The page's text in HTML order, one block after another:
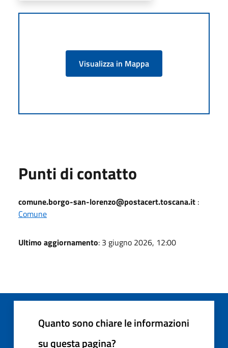
Visualizza in Mappa
Punti di contatto
comune.borgo-san-lorenzo@postacert.toscana.it :
Comune
Ultimo aggiornamento: 3 giugno 2026, 12:00
Quanto sono chiare le informazioni
su questa pagina?